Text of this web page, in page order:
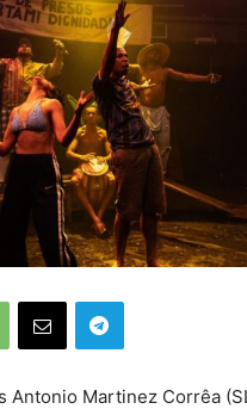
Antonio Martinez Corrêa